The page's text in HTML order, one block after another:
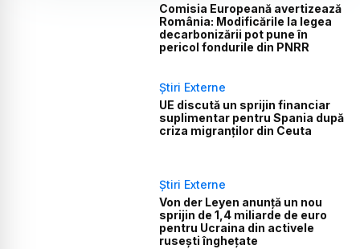
Comisia Europeană avertizează
România: Modificările la legea
decarbonizării pot pune în
pericol fondurile din PNRR
Știri Externe
UE discută un sprijin financiar
suplimentar pentru Spania după
criza migranților din Ceuta
Știri Externe
Von der Leyen anunță un nou
sprijin de 1,4 miliarde de euro
pentru Ucraina din activele
rusești înghețate